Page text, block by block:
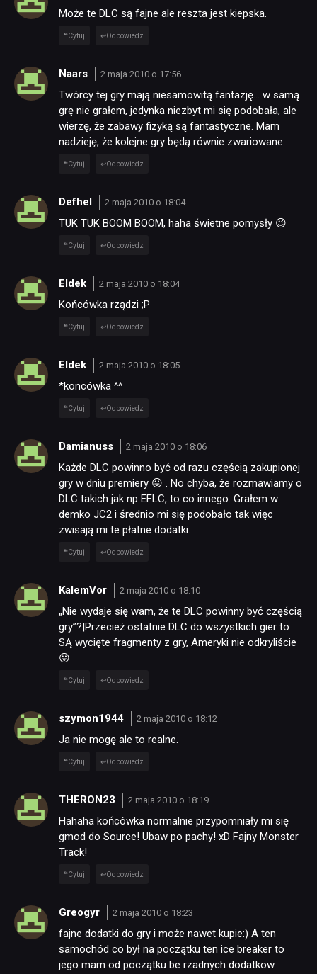
Może te DLC są fajne ale reszta jest kiepska.
Cytuj Odpowiedz
Naars 2 maja 2010 o 17:56
Twórcy tej gry mają niesamowitą fantazję… w samą
grę nie grałem, jedynka niezbyt mi się podobała, ale
wierzę, że zabawy fizyką są fantastyczne. Mam
nadzieję, że kolejne gry będą równie zwariowane.
Cytuj Odpowiedz
Defhel 2 maja 2010 o 18:04
TUK TUK BOOM BOOM, haha świetne pomysły 😉
Cytuj Odpowiedz
Eldek 2 maja 2010 o 18:04
Końcówka rządzi ;P
Cytuj Odpowiedz
Eldek 2 maja 2010 o 18:05
*koncówka ^^
Cytuj Odpowiedz
Damianuss 2 maja 2010 o 18:06
Każde DLC powinno być od razu częścią zakupionej
gry w dniu premiery 😛 . No chyba, że rozmawiamy o
DLC takich jak np EFLC, to co innego. Grałem w
demko JC2 i średnio mi się podobało tak więc
zwisają mi te płatne dodatki.
Cytuj Odpowiedz
KalemVor 2 maja 2010 o 18:10
„Nie wydaje się wam, że te DLC powinny być częścią
gry”?|Przecież ostatnie DLC do wszystkich gier to
SĄ wycięte fragmenty z gry, Ameryki nie odkryliście
😛
Cytuj Odpowiedz
szymon1944 2 maja 2010 o 18:12
Ja nie mogę ale to realne.
Cytuj Odpowiedz
THERON23 2 maja 2010 o 18:19
Hahaha końcówka normalnie przypomniały mi się
gmod do Source! Ubaw po pachy! xD Fajny Monster
Track!
Cytuj Odpowiedz
Greogyr 2 maja 2010 o 18:23
fajne dodatki do gry i może nawet kupie:) A ten
samochód co był na początku ten ice breaker to
jego mam od początku be rzadnych dodatkow